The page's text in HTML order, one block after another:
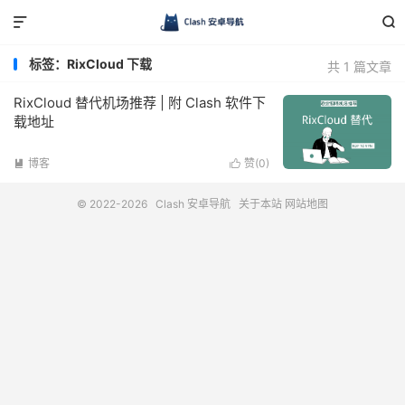


共 1 篇文章
标签：RixCloud 下载
RixCloud 替代机场推荐 | 附 Clash 软件下
载地址
 赞(0)
 博客
© 2022-2026 Clash 安卓导航 关于本站 网站地图